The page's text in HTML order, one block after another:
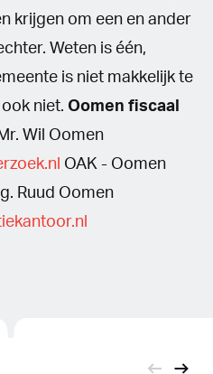
krijgen om een en ander
Weten is één,
is niet makkelijk te
niet. Oomen fiscaal
Mr. Wil Oomen
OAK - Oomen
Ruud Oomen